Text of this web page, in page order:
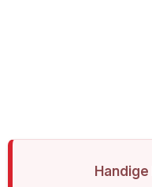
Handige